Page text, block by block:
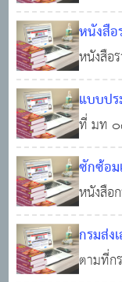
ประจำ
การบริ
หนังสือ
0
หนังสือ
แบบปร
ส่วนท้อ
ที่ มท ๐
ข้าราช
เลื่อนร
ซักซ้อม
ปกคร
หนังสือ
ซ้อมแน
ส่วนท้อ
กรมส่ง
ที่จะขอ
ตามที่ก